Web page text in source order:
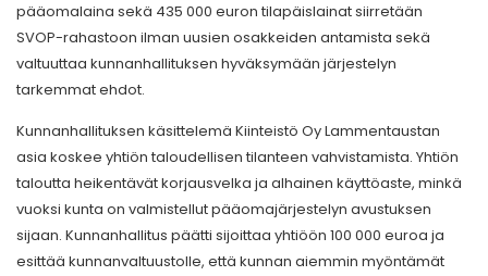
pääomalaina sekä 435 000 euron tilapäislainat siirretään
SVOP-rahastoon ilman uusien osakkeiden antamista sekä
valtuuttaa kunnanhallituksen hyväksymään järjestelyn
tarkemmat ehdot.
Kunnanhallituksen käsittelemä Kiinteistö Oy Lammentaustan
asia koskee yhtiön taloudellisen tilanteen vahvistamista. Yhtiön
taloutta heikentävät korjausvelka ja alhainen käyttöaste, minkä
vuoksi kunta on valmistellut pääomajärjestelyn avustuksen
sijaan. Kunnanhallitus päätti sijoittaa yhtiöön 100 000 euroa ja
esittää kunnanvaltuustolle, että kunnan aiemmin myöntämät